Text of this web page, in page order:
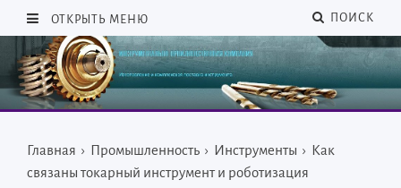
ОТКРЫТЬ МЕНЮ ПОИСК
Главная › Промышленность › Инструменты › Как
связаны токарный инструмент и роботизация